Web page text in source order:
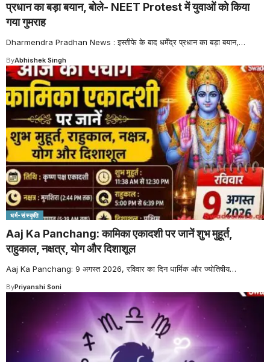
प्रधान का बड़ा बयान, बोले- NEET Protest में युवाओं को किया
गया गुमराह
Dharmendra Pradhan News : इस्तीफे के बाद धर्मेंद्र प्रधान का बड़ा बयान,…
ByAbhishek Singh
धर्म-संस्कृति
Aaj Ka Panchang: कामिका एकादशी पर जानें शुभ मुहूर्त,
राहुकाल, नक्षत्र, योग और दिशाशूल
Aaj Ka Panchang: 9 अगस्त 2026, रविवार का दिन धार्मिक और ज्योतिषीय…
ByPriyanshi Soni